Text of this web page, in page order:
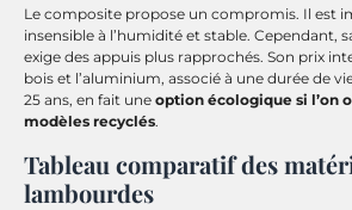
Le composite propose un compromis. Il est
insensible à l’humidité et stable. Cependant,
exige des appuis plus rapprochés. Son prix
bois et l’aluminium, associé à une durée de
25 ans, en fait une option écologique si l’on
modèles recyclés.
Tableau comparatif des
lambourdes